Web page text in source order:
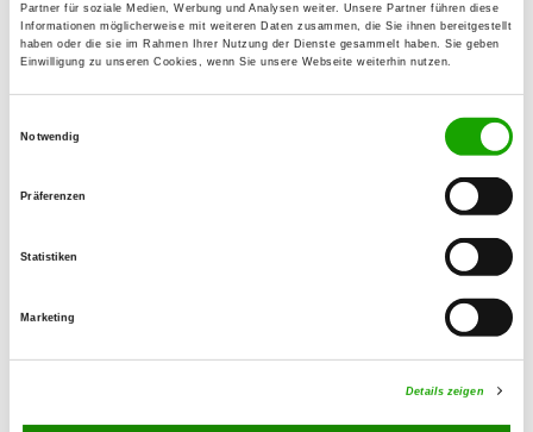
Partner für soziale Medien, Werbung und Analysen weiter. Unsere Partner führen diese
Informationen möglicherweise mit weiteren Daten zusammen, die Sie ihnen bereitgestellt
haben oder die sie im Rahmen Ihrer Nutzung der Dienste gesammelt haben. Sie geben
Einwilligung zu unseren Cookies, wenn Sie unsere Webseite weiterhin nutzen.
Notwendig
Präferenzen
Statistiken
Marketing
Details zeigen
OG - Gerlingen
Auf dem Ohl
57482 Wenden
Am Sportplatz 6
OG - Kreuztal
Details